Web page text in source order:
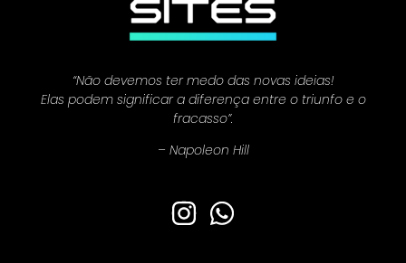
“Não devemos ter medo das novas ideias!
Elas podem significar a diferença entre o triunfo e o
fracasso”.
– Napoleon Hill